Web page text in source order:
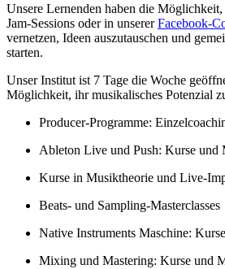
Unsere Lernenden haben die Möglichkeit,
Jam-Sessions oder in unsererFacebook-
vernetzen, Ideen auszutauschen und
starten.
Unser Institut ist 7 Tage die Woche
Möglichkeit, ihr musikalisches Potenzial
Producer-Programme:
Ableton Live und Push: Kurse und
Kurse in Musiktheorie und Live-
Beats- und Sampling-Masterclasses
Native Instruments Maschine:
Mixing und Mastering: Kurse und